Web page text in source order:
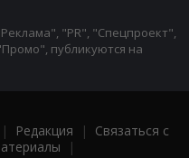
"PR", "Спецпроект",
публикуются на
| Редакция | Связаться с
|